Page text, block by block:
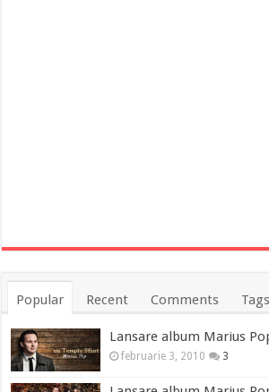
Popular Recent Comments Tags
Lansare album Marius
februarie 3, 2010 3